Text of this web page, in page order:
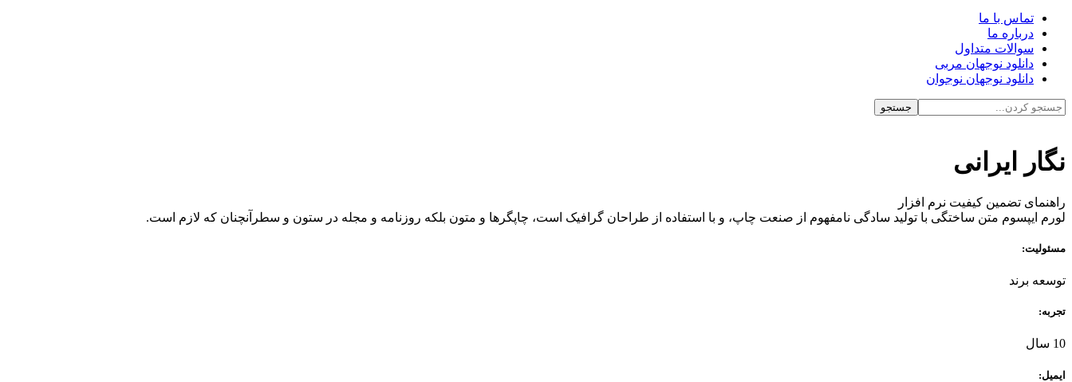
تماس با ما
درباره ما
سوالات متداول
دانلود نوجهان مربی
دانلود نوجهان نوجوان
نگار ایرانی
راهنمای تضمین کیفیت نرم افزار
لورم ایپسوم متن ساختگی با تولید سادگی نامفهوم از صنعت چاپ، و با استفاده از طراحان گرافیک است، چاپگرها و متون بلکه روزنامه و مجله در ستون و سطرآنچنان که لازم است.
مسئولیت:
توسعه برند
تجربه:
10 سال
ایمیل: